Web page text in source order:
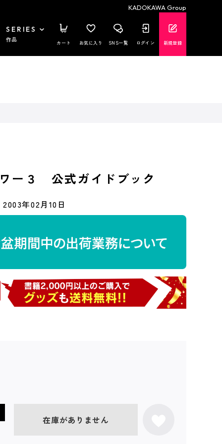
KADOKAWA Group
SERIES
作品 カート お気に入り SNS一覧 ログイン 新規登録
ー３ 公式ガイドブック
2003年02月10日
在庫がありません